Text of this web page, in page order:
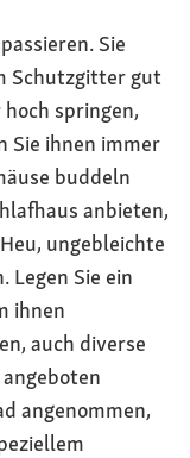
Sie
Schutzgitter gut
springen,
Sie ihnen immer
buddeln
anbieten,
ungebleichte
Legen Sie ein
ihnen
auch diverse
angenommen,